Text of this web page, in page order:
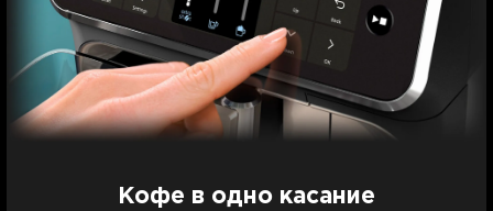
Кофе в одно касание